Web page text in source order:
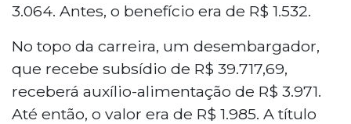
3.064. Antes, o benefício era de R$ 1.532.
No topo da carreira, um desembargador,
que recebe subsídio de R$ 39.717,69,
receberá auxílio-alimentação de R$ 3.971.
Até então, o valor era de R$ 1.985. A título